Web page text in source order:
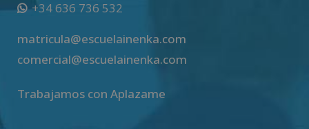
+34 636 736 532
matricula@escuelainenka.com
comercial@escuelainenka.com
Trabajamos con Aplazame